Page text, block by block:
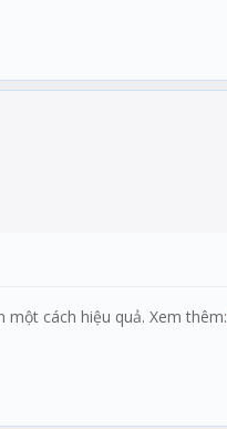
cách hiệu quả. Xem thêm: